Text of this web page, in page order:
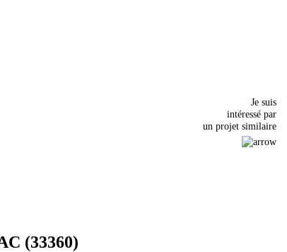
(33360)
Je suis
intéressé par
un projet similaire